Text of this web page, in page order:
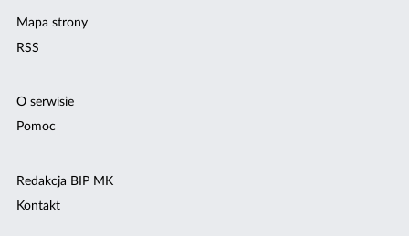
Mapa strony
RSS
O serwisie
Pomoc
Redakcja BIP MK
Kontakt